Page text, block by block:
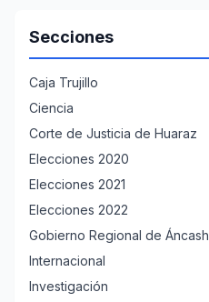
Secciones
Caja Trujillo
Ciencia
Corte de Justicia de Huaraz
Elecciones 2020
Elecciones 2021
Elecciones 2022
Gobierno Regional de Áncash
Internacional
Investigación